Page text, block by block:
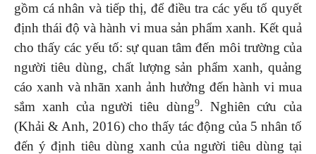
gồm cá nhân và tiếp thị, để điều tra các yếu tố quyết
định thái độ và hành vi mua sản phẩm xanh. Kết quả
cho thấy các yếu tố: sự quan tâm đến môi trường của
người tiêu dùng, chất lượng sản phẩm xanh, quảng
cáo xanh và nhãn xanh ảnh hưởng đến hành vi mua
sắm xanh của người tiêu dùng9. Nghiên cứu của
(Khải & Anh, 2016) cho thấy tác động của 5 nhân tố
đến ý định tiêu dùng xanh của người tiêu dùng tại